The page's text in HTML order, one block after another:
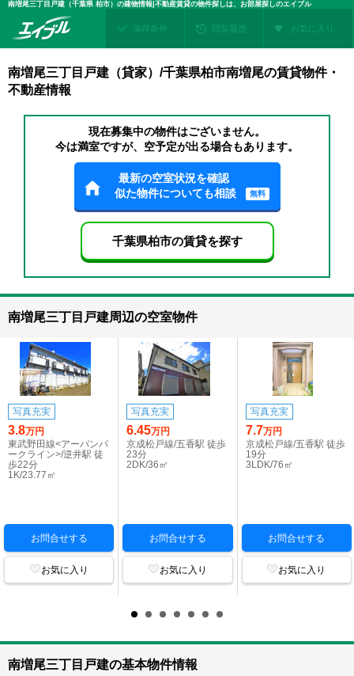
南増尾三丁目戸建（千葉県 柏市）の建物情報|不動産賃貸の物件探しは、お部屋探しのエイブル
保存条件 閲覧履歴 お気に入り
南増尾三丁目戸建（貸家）/千葉県柏市南増尾の賃貸物件・
不動産情報
現在募集中の物件はございません。
今は満室ですが、空予定が出る場合もあります。
最新の空室状況を確認
似た物件についても相談
無料
千葉県柏市の賃貸を探す
南増尾三丁目戸建周辺の空室物件
写真充実
3.8万円
東武野田線<アーバンパ
ークライン>/逆井駅 徒
歩22分
1K/23.77㎡
お問合せする
お気に入り
写真充実
6.45万円
京成松戸線/五香駅 徒歩
23分
2DK/36㎡
お問合せする
お気に入り
写真充実
7.7万円
京成松戸線/五香駅 徒歩
19分
3LDK/76㎡
お問合せする
お気に入り
南増尾三丁目戸建の基本物件情報